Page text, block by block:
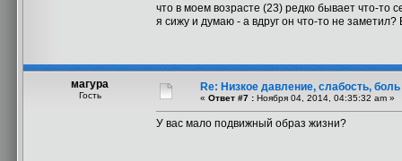
что в моем возрасте (23) редко бывает что-
я сижу и думаю - а вдруг он что-то не
магура
Гость
Re: Низкое давление, слабость,
« Ответ #7 : Ноября 04, 2014, 04:35:32 am »
У вас мало подвижный образ жизни?